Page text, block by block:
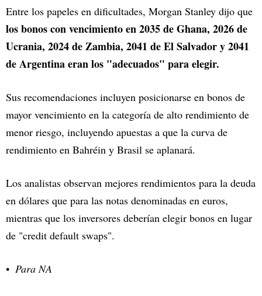
Entre los papeles en dificultades, Morgan Stanley dijo que
los bonos con vencimiento en 2035 de Ghana, 2026 de
Ucrania, 2024 de Zambia, 2041 de El Salvador y 2041
de Argentina eran los "adecuados" para elegir.
Sus recomendaciones incluyen posicionarse en bonos de
mayor vencimiento en la categoría de alto rendimiento de
menor riesgo, incluyendo apuestas a que la curva de
rendimiento en Bahréin y Brasil se aplanará.
Los analistas observan mejores rendimientos para la deuda
en dólares que para las notas denominadas en euros,
mientras que los inversores deberían elegir bonos en lugar
de "credit default swaps".
Para NA